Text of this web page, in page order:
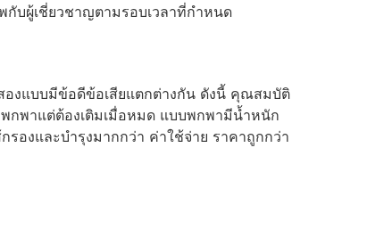
กับผู้เชี่ยวชาญตามรอบเวลาที่กำหนด
องแบบมีข้อดีข้อเสียแตกต่างกัน ดังนี้ คุณสมบัติ
กพาแต่ต้องเติมเมื่อหมด แบบพกพามีน้ำหนัก
รองและบำรุงมากกว่า ค่าใช้จ่าย ราคาถูกกว่า